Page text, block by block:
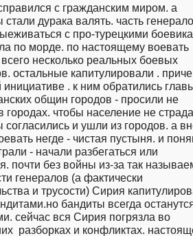
с гражданским миром. а
стали дурака валять. часть
с про-турецкими
по морде. по настоящему воевать
несколько реальных боевых
остальные капитулировали .
инициативе . к ним обратились
общин городов - просили не
городах. чтобы население не
согласились и ушли из городов. а
негде - чистая пустыня. и
- начали разбегаться или
почти без войны из-за так
генералов (а фактически
и трусости) Сирия
бандиты всегда
сейчас вся Сирия погрязла во
разборках и конфликтах.